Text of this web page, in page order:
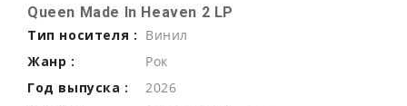
Queen Made In Heaven 2 LP
Тип носителя : Винил
Жанр :
Рок
Год выпуска :
2026